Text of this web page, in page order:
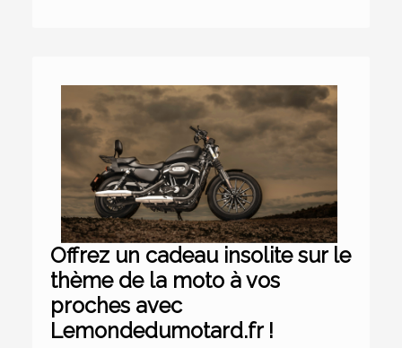
Offrez un cadeau insolite sur le
thème de la moto à vos
proches avec
Lemondedumotard.fr !